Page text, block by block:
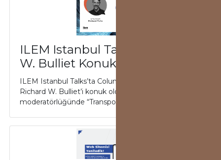
ILEM Istanbul Talks’ta Richard
W. Bulliet Konuk Oldu
ILEM Istanbul Talks’ta Columbia Üniversitesi’nden
Richard W. Bulliet’i konuk oldu. Faruk Yaslıçimen
moderatörlüğünde “Transportation in Earl...